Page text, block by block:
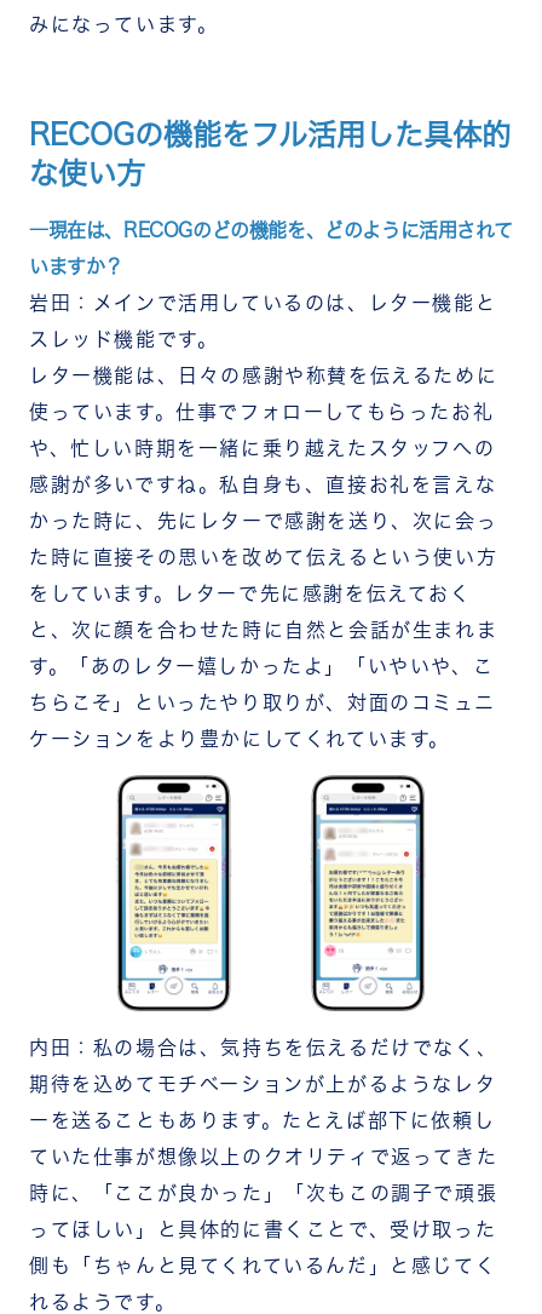
みになっています。
RECOGの機能をフル活用した具体的
な使い方
―現在は、RECOGのどの機能を、どのように活用されて
いますか？
岩田：メインで活用しているのは、レター機能と
スレッド機能です。
レター機能は、日々の感謝や称賛を伝えるために
使っています。仕事でフォローしてもらったお礼
や、忙しい時期を一緒に乗り越えたスタッフへの
感謝が多いですね。私自身も、直接お礼を言えな
かった時に、先にレターで感謝を送り、次に会っ
た時に直接その思いを改めて伝えるという使い方
をしています。レターで先に感謝を伝えておく
と、次に顔を合わせた時に自然と会話が生まれま
す。「あのレター嬉しかったよ」「いやいや、こ
ちらこそ」といったやり取りが、対面のコミュニ
ケーションをより豊かにしてくれています。
内田：私の場合は、気持ちを伝えるだけでなく、
期待を込めてモチベーションが上がるようなレタ
ーを送ることもあります。たとえば部下に依頼し
ていた仕事が想像以上のクオリティで返ってきた
時に、「ここが良かった」「次もこの調子で頑張
ってほしい」と具体的に書くことで、受け取った
側も「ちゃんと見てくれているんだ」と感じてく
れるようです。